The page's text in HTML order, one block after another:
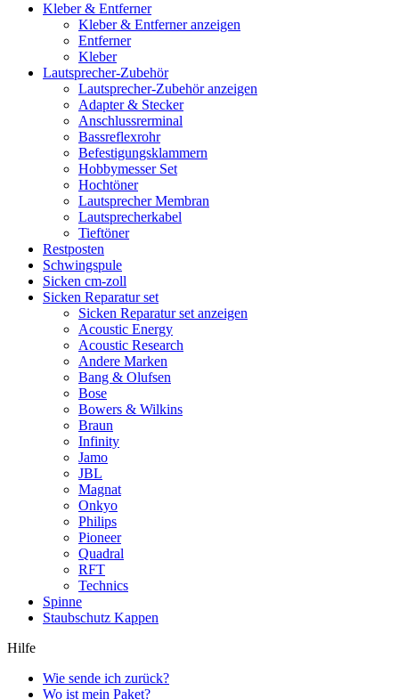
Kleber & Entferner
Kleber & Entferner anzeigen
Entferner
Kleber
Lautsprecher-Zubehör
Lautsprecher-Zubehör anzeigen
Adapter & Stecker
Anschlussrerminal
Bassreflexrohr
Befestigungsklammern
Hobbymesser Set
Hochtöner
Lautsprecher Membran
Lautsprecherkabel
Tieftöner
Restposten
Schwingspule
Sicken cm-zoll
Sicken Reparatur set
Sicken Reparatur set anzeigen
Acoustic Energy
Acoustic Research
Andere Marken
Bang & Olufsen
Bose
Bowers & Wilkins
Braun
Infinity
Jamo
JBL
Magnat
Onkyo
Philips
Pioneer
Quadral
RFT
Technics
Spinne
Staubschutz Kappen
Hilfe
Wie sende ich zurück?
Wo ist mein Paket?